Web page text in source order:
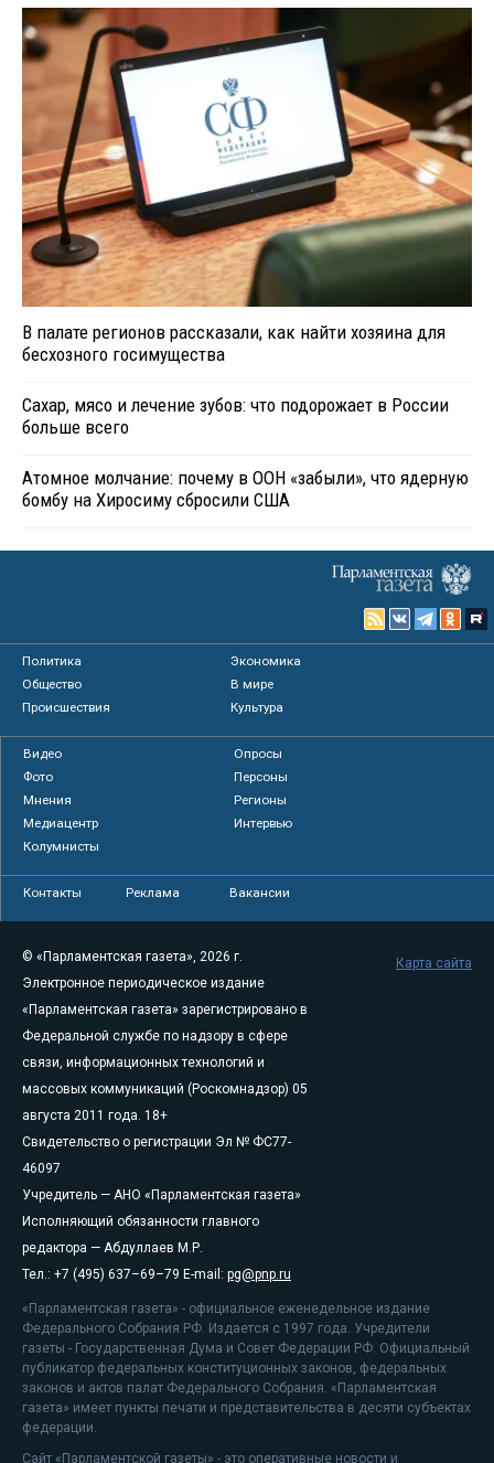
В палате регионов рассказали, как найти хозяина для
бесхозного госимущества
Сахар, мясо и лечение зубов: что подорожает в России
больше всего
Атомное молчание: почему в ООН «забыли», что ядерную
бомбу на Хиросиму сбросили США
Политика
Экономика
Общество
В мире
Происшествия
Культура
Видео
Опросы
Фото
Персоны
Мнения
Регионы
Медиацентр
Интервью
Колумнисты
Контакты Реклама Вакансии
© «Парламентская газета», 2026 г.
Электронное периодическое издание
«Парламентская газета» зарегистрировано в
Федеральной службе по надзору в сфере
связи, информационных технологий и
массовых коммуникаций (Роскомнадзор) 05
августа 2011 года. 18+
Свидетельство о регистрации Эл № ФС77-
46097
Учредитель — АНО «Парламентская газета»
Исполняющий обязанности главного
редактора — Абдуллаев М.Р.
Тел.: +7 (495) 637–69–79 E-mail: pg@pnp.ru
«Парламентская газета» - официальное еженедельное издание
Федерального Собрания РФ. Издается с 1997 года. Учредители
газеты - Государственная Дума и Совет Федерации РФ. Официальный
публикатор федеральных конституционных законов, федеральных
законов и актов палат Федерального Собрания. «Парламентская
газета» имеет пункты печати и представительства в десяти субъектах
федерации.
Сайт «Парламентской газеты» - это оперативные новости и
Карта сайта